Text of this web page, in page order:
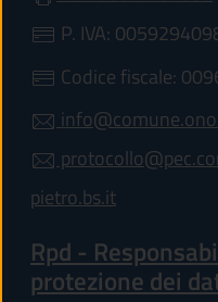
P. IVA:
Codice fiscale:
pietro.bs.it
Rpd -
protezione dei